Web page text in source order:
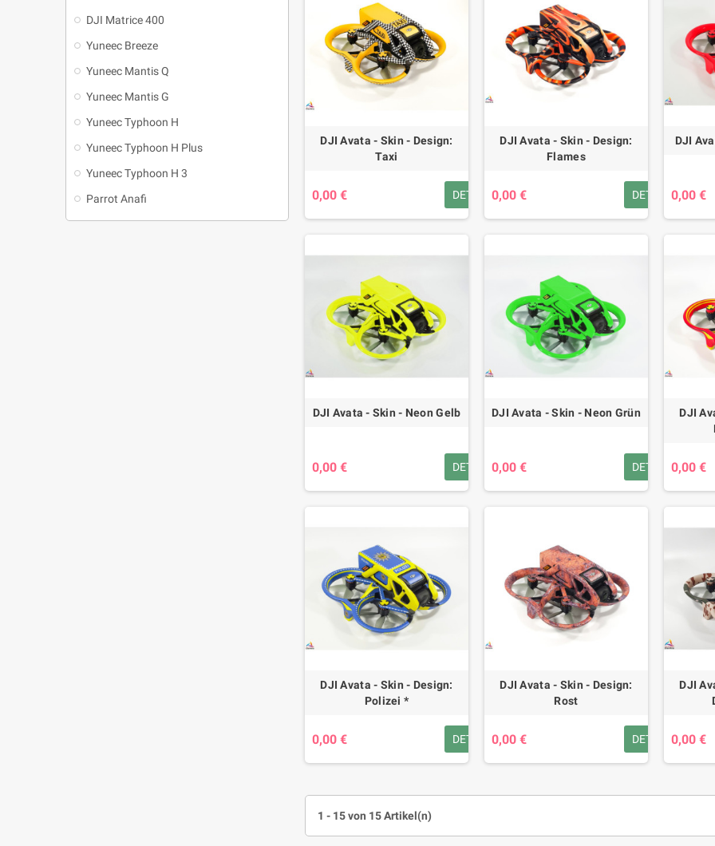
DJI Matrice 400
Yuneec Breeze
Yuneec Mantis Q
Yuneec Mantis G
Yuneec Typhoon H
Yuneec Typhoon H Plus
Yuneec Typhoon H 3
Parrot Anafi
DJI Avata - Skin - Design:
Taxi
0,00 € DETAILS
DJI Avata - Skin - Design:
Flames
0,00 € DETAILS
DJI
0,00 €
DJI Avata - Skin - Neon Gelb
0,00 € DETAILS
DJI Avata - Skin - Neon Grün
0,00 € DETAILS
DJI
0,00 €
DJI Avata - Skin - Design:
Polizei *
0,00 € DETAILS
DJI Avata - Skin - Design:
Rost
0,00 € DETAILS
DJI
0,00 €
1 - 15 von 15 Artikel(n)